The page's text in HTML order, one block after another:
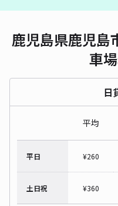
鹿児島県鹿児島
車
日
平均
平日 ¥260
土日祝 ¥360